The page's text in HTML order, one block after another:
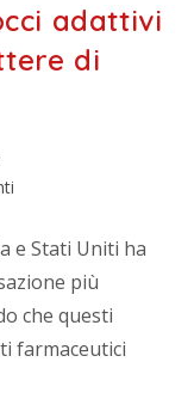
adattivi
di
e Stati Uniti ha
più
che questi
farmaceutici